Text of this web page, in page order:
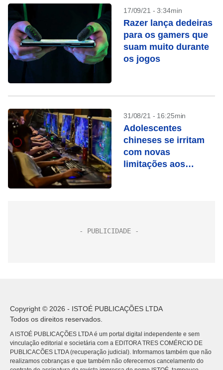
17/09/21 - 3:34min
Razer lança dedeiras
para os gamers que
suam muito durante
os jogos
31/08/21 - 16:25min
Adolescentes
chineses se irritam
com novas
limitações aos
Copyright © 2026 - ISTOÉ PUBLICAÇÕES LTDA
Todos os direitos reservados.
A ISTOÉ PUBLICAÇÕES LTDA é um portal digital independente e sem
vinculação editorial e societária com a EDITORA TRES COMÉRCIO DE
PUBLICACÕES LTDA (recuperação judicial). Informamos também que não
realizamos cobranças e que também não oferecemos cancelamento do